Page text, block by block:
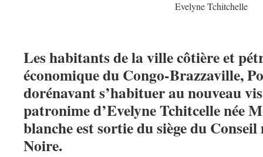
Evelyne Tchitchelle
Les habitants de la ville côtière et
économique du Congo-Brazzaville,
dorénavant s’habituer au nouveau
patronime d’Evelyne Tchitcelle née
blanche est sortie du siège du
Noire.